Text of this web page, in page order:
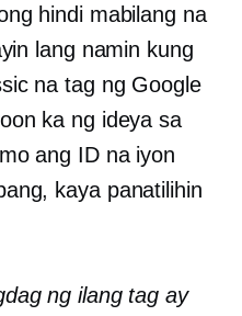
hindi mabilang na
lang namin kung
na tag ng Google
ka ng ideya sa
ang ID na iyon
kaya panatilihin
ng ilang tag ay